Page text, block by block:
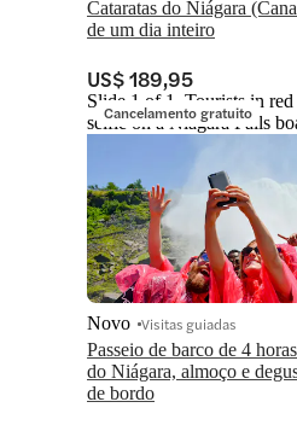
Cataratas do Niágara
de um dia inteiro
US$ 189,95
Cancelamento gratuito
Slide 1 of 1, Tourists in
selfie on a Niagara Falls
Passeio de barco de 4
do Niágara, almoço e
de bordo
Novo Visitas guiadas